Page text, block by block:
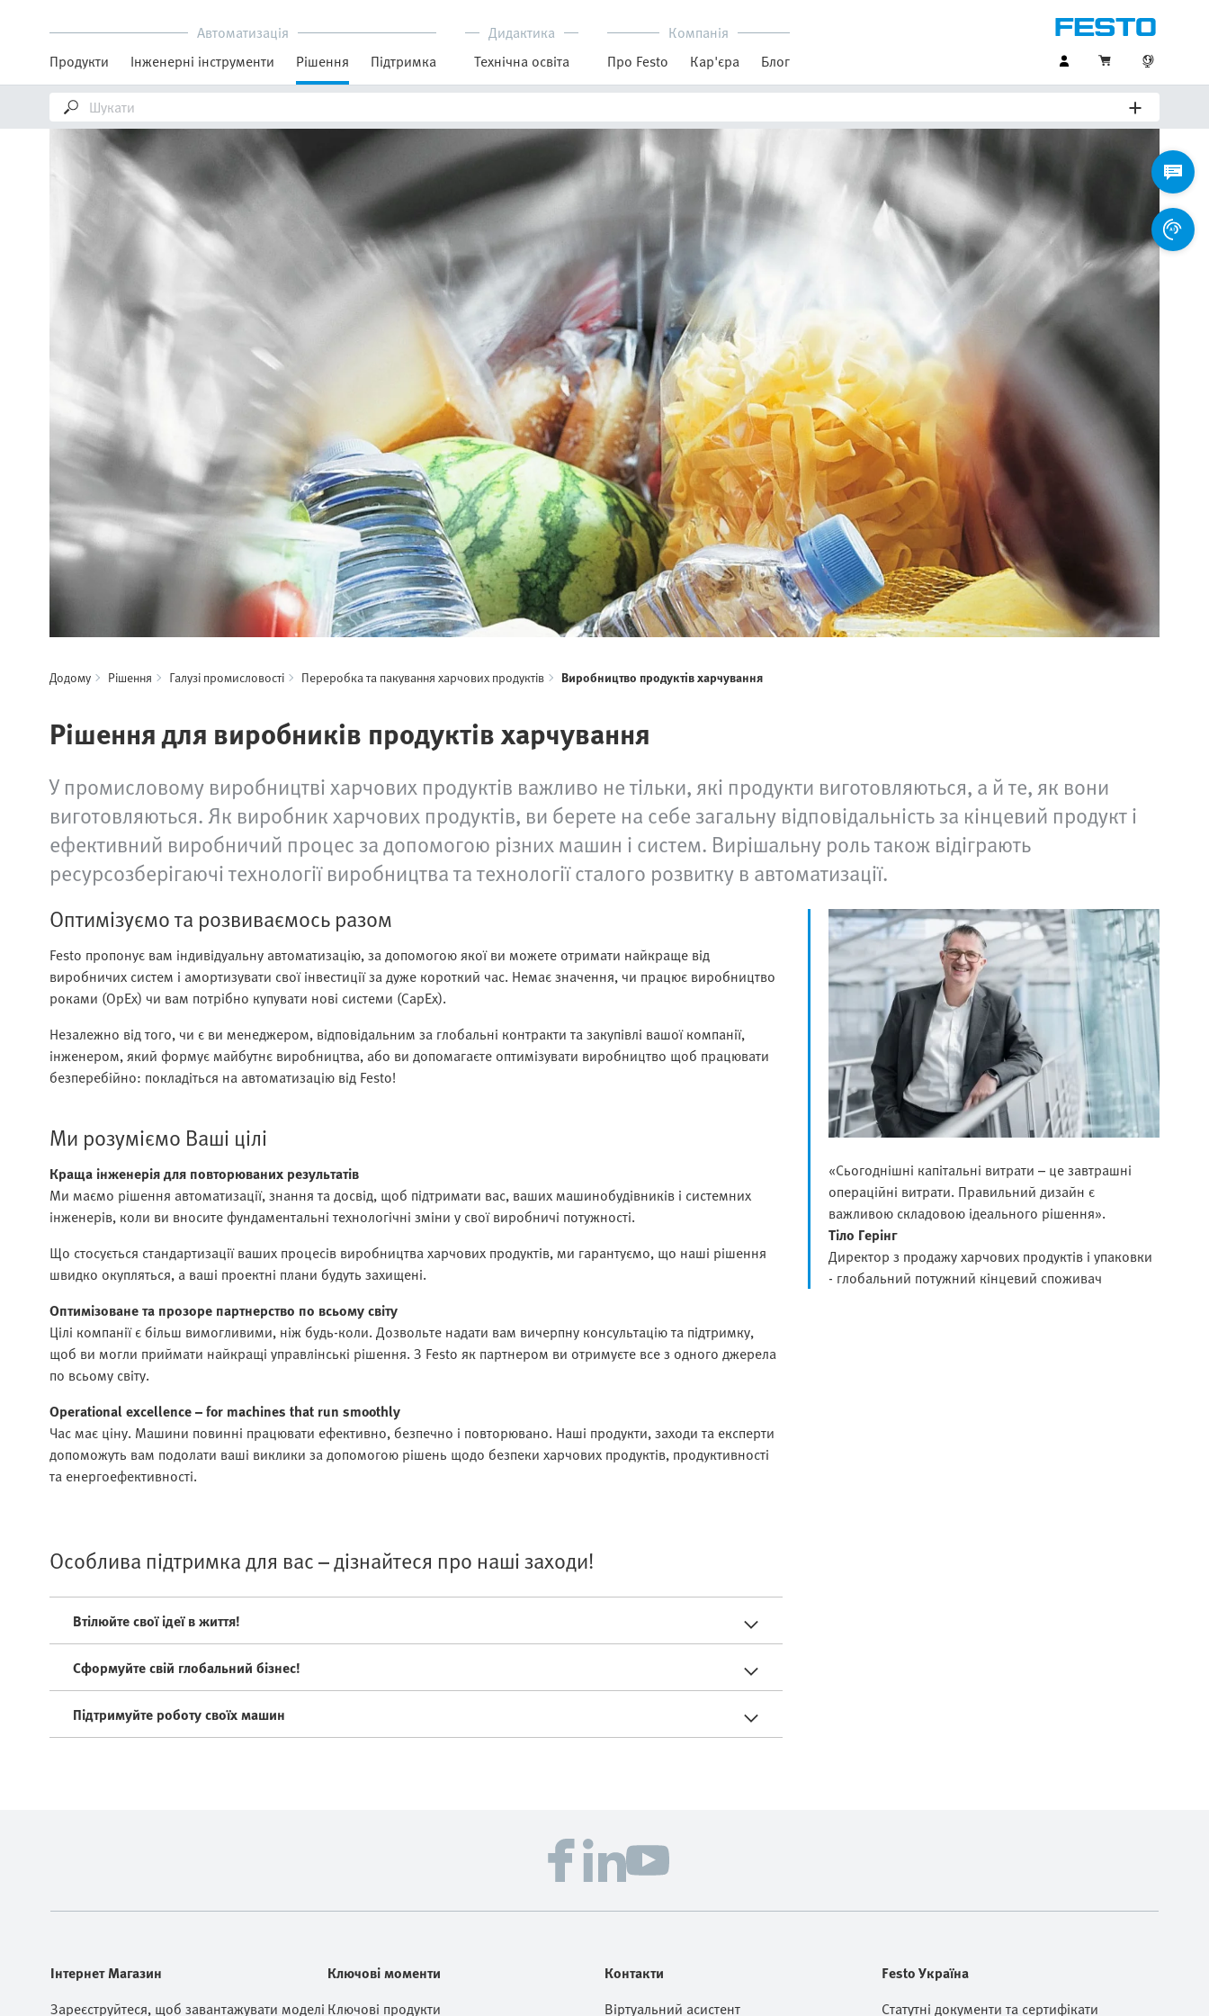
Автоматизація
Продукти
Інженерні інструменти Рішення Підтримка
Дидактика
Технічна освіта
Компанія
Про Festo
Кар'єра Блог
Додому Рішення Галузі промисловості Переробка та пакування харчових продуктів Виробництво продуктів харчування
Рішення для виробників продуктів харчування
У промисловому виробництві харчових продуктів важливо не тільки, які продукти виготовляються, а й те, як вони
виготовляються. Як виробник харчових продуктів, ви берете на себе загальну відповідальність за кінцевий продукт і
ефективний виробничий процес за допомогою різних машин і систем. Вирішальну роль також відіграють
ресурсозберігаючі технології виробництва та технології сталого розвитку в автоматизації.
Оптимізуємо та розвиваємось разом
Festo пропонує вам індивідуальну автоматизацію, за допомогою якої ви можете отримати найкраще від
виробничих систем і амортизувати свої інвестиції за дуже короткий час. Немає значення, чи працює виробництво
роками (OpEx) чи вам потрібно купувати нові системи (CapEx).
Незалежно від того, чи є ви менеджером, відповідальним за глобальні контракти та закупівлі вашої компанії,
інженером, який формує майбутнє виробництва, або ви допомагаєте оптимізувати виробництво щоб працювати
безперебійно: покладіться на автоматизацію від Festo!
Ми розуміємо Ваші цілі
Краща інженерія для повторюваних результатів
Ми маємо рішення автоматизації, знання та досвід, щоб підтримати вас, ваших машинобудівників і системних
інженерів, коли ви вносите фундаментальні технологічні зміни у свої виробничі потужності.
Що стосується стандартизації ваших процесів виробництва харчових продуктів, ми гарантуємо, що наші рішення
швидко окупляться, а ваші проектні плани будуть захищені.
Оптимізоване та прозоре партнерство по всьому світу
Цілі компанії є більш вимогливими, ніж будь-коли. Дозвольте надати вам вичерпну консультацію та підтримку,
щоб ви могли приймати найкращі управлінські рішення. З Festo як партнером ви отримуєте все з одного джерела
по всьому світу.
Operational excellence – for machines that run smoothly
Час має ціну. Машини повинні працювати ефективно, безпечно і повторювано. Наші продукти, заходи та експерти
допоможуть вам подолати ваші виклики за допомогою рішень щодо безпеки харчових продуктів, продуктивності
та енергоефективності.
«Сьогоднішні капітальні витрати – це завтрашні
операційні витрати. Правильний дизайн є
важливою складовою ідеального рішення».
Тіло Герінг
Директор з продажу харчових продуктів і упаковки
- глобальний потужний кінцевий споживач
Особлива підтримка для вас – дізнайтеся про наші заходи!
Втілюйте свої ідеї в життя!
Сформуйте свій глобальний бізнес!
Підтримуйте роботу своїх машин
Інтернет Магазин
Зареєструйтеся, щоб завантажувати моделі
Ключові моменти
Ключові продукти
Контакти
Віртуальний асистент
Festo Україна
Статутні документи та сертифікати